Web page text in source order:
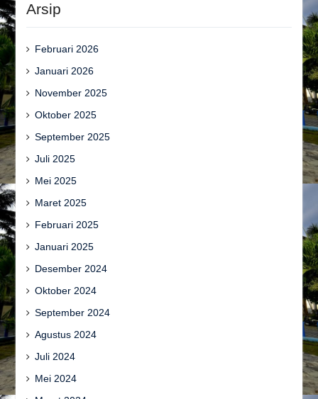
Arsip
Februari 2026
Januari 2026
November 2025
Oktober 2025
September 2025
Juli 2025
Mei 2025
Maret 2025
Februari 2025
Januari 2025
Desember 2024
Oktober 2024
September 2024
Agustus 2024
Juli 2024
Mei 2024